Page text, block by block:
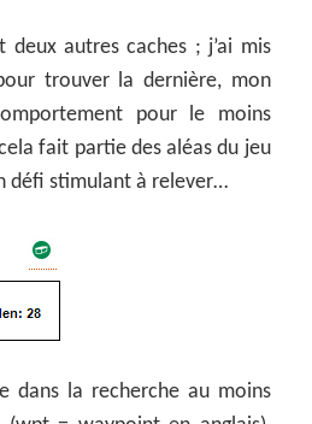
deux autres caches ; j’ai mis
trouver la dernière, mon
pour le moins
fait partie des aléas du jeu
défi stimulant à relever…
dans la recherche au moins